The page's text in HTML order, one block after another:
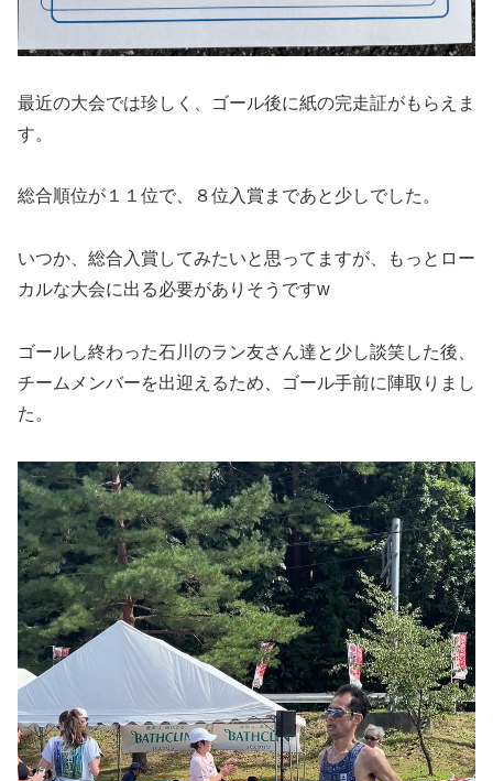
最近の大会では珍しく、ゴール後に紙の完走証がもらえま
す。
総合順位が１１位で、８位入賞まであと少しでした。
いつか、総合入賞してみたいと思ってますが、もっとロー
カルな大会に出る必要がありそうですw
ゴールし終わった石川のラン友さん達と少し談笑した後、
チームメンバーを出迎えるため、ゴール手前に陣取りまし
た。